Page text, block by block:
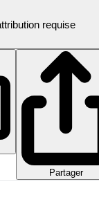
requise
Partager